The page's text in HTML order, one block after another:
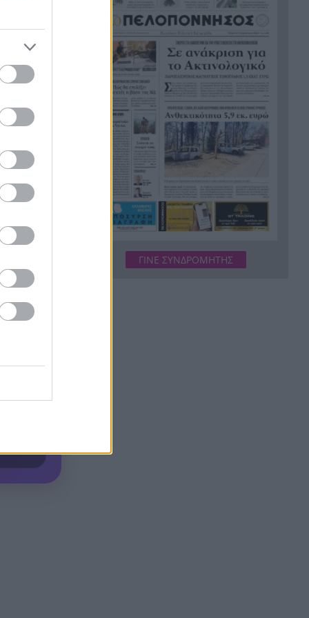
.
Άντονι Φάουτσι: Επιτροπή της
Γερουσίας τον παραπέμπει για
περιφρόνηση του Κογκρέσου –
Σιώπησε σε πάνω από 100
ερωτήσεις
18:43 Στην Εκατονταπυλιανή της
Πάρου η Κατερίνα
Καινούργιου – Εκεί όπου είχε
κάνει τάμα να γίνει μητέρα
18:31
Χρηματιστήριο Αθηνών: Η
Metlen άγγιξε τα 7 δισ. ευρώ –
Οι κερδισμένοι και οι χαμένοι
της ημέρας
Ο Προμηθέας ανακοίνωσε την
18:09
ΓΙΝΕ ΣΥΝΔΡΟΜΗΤΗΣ